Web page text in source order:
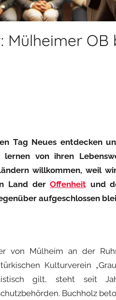
Mülheimer OB
Tag Neues entdecken
von ihren
willkommen, weil
Land derOffenheit und
aufgeschlossen
von Mülheim an der
Kulturverein
gilt, steht seit
Buchholz